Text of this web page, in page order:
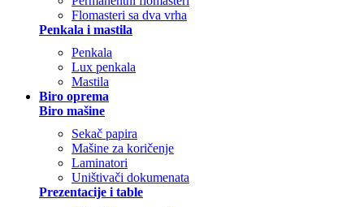
Flomasteri sa dva vrha
Penkala i mastila
Penkala
Lux penkala
Mastila
Biro oprema
Biro mašine
Sekač papira
Mašine za koričenje
Laminatori
Uništivači dokumenata
Prezentacije i table